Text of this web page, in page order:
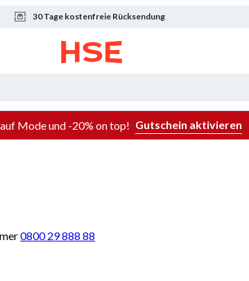
30 Tage kostenfreie Rücksendung
Mode und -20% on top! Gutschein aktivieren
0800 29 888 88